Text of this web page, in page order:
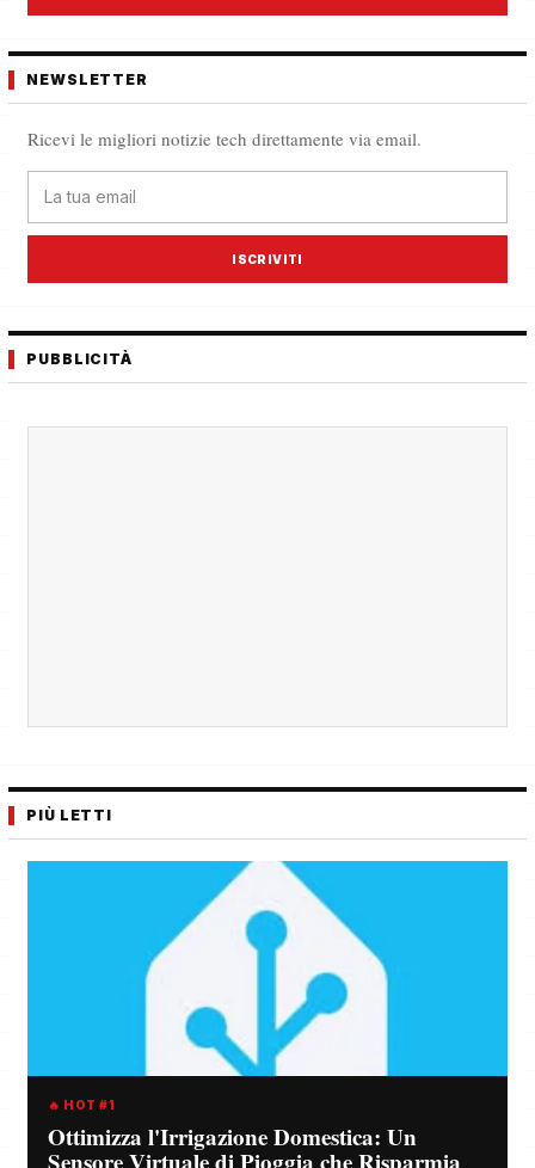
NEWSLETTER
Ricevi le migliori notizie tech direttamente via email.
ISCRIVITI
PUBBLICITÀ
PIÙ LETTI
🔥 HOT #1
Ottimizza l'Irrigazione Domestica: Un
Sensore Virtuale di Pioggia che Risparmia